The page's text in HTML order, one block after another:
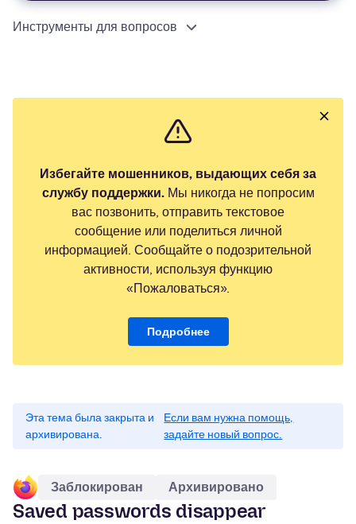
Инструменты для вопросов
Избегайте мошенников, выдающих себя за
службу поддержки.Мы никогда не попросим
вас позвонить, отправить текстовое
сообщение или поделиться личной
информацией. Сообщайте о подозрительной
активности, используя функцию
«Пожаловаться».
Подробнее
Эта тема была закрыта и
архивирована.
Если вам нужна помощь,
задайте новый вопрос.
Заблокирован Архивировано
Saved passwords disappear